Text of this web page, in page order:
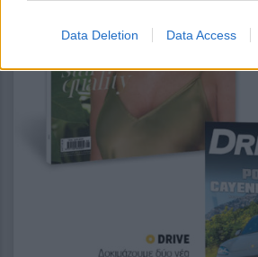
Data Deletion Data Access